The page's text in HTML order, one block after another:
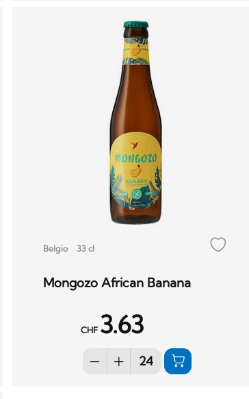
Belgio 33 cl
Mongozo African Banana
CHF 3.63